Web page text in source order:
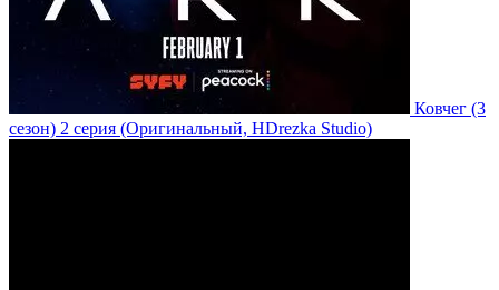
Ковчег (3
сезон) 2 серия (Оригинальный, HDrezka Studio)